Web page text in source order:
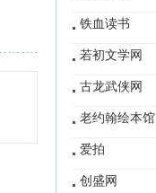
铁血读书
若初文学网
古龙武侠网
老约翰绘本馆
爱拍
创盛网